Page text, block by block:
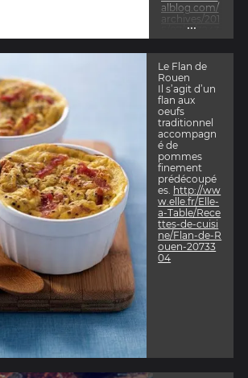
alblog.com/
archives/201
5/07/31/3243
0713.html
...
Le Flan de
Rouen
Il s’agit d’un
flan aux
oeufs
traditionnel
accompagn
é de
pommes
finement
prédécoupé
es. http://ww
w.elle.fr/Elle-
a-Table/Rece
ttes-de-cuisi
ne/Flan-de-R
ouen-20733
04